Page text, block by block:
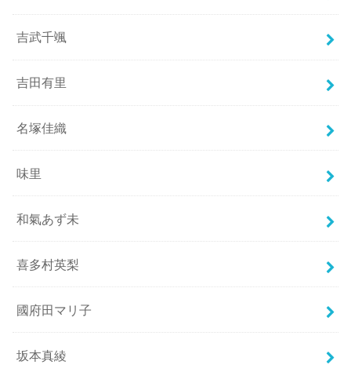
吉武千颯
吉田有里
名塚佳織
味里
和氣あず未
喜多村英梨
國府田マリ子
坂本真綾